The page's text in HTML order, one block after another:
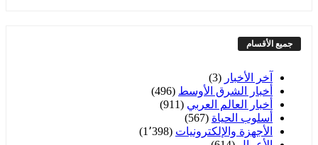
جميع الأقسام
آخر الأخبار (3)
أخبار الشرق الأوسط (496)
أخبار العالم العربي (911)
أسلوب الحياة (567)
الأجهزة والإلكترونيات (1٬398)